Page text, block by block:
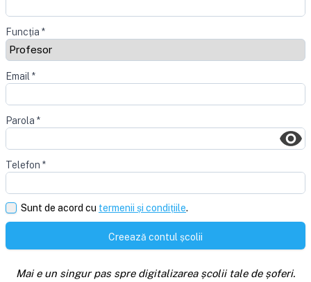
Funcția *
Email *
Parola *
Telefon *
Sunt de acord cu termenii și condițiile.
Creează contul școlii
Mai e un singur pas spre digitalizarea școlii tale de șoferi.